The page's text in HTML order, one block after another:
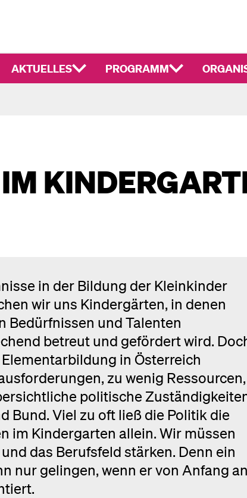
AKTUELLES PROGRAMM
in der Bildung der Kleinkinder
wir uns Kindergärten, in denen
Bedürfnissen und Talenten
betreut und gefördert wird.
in Österreich
zu wenig Ressourcen,
politische
Bund. Viel zu oft ließ die Politik die
im Kindergarten allein. Wir müssen
das Berufsfeld stärken. Denn ein
nur gelingen, wenn er von Anfang an